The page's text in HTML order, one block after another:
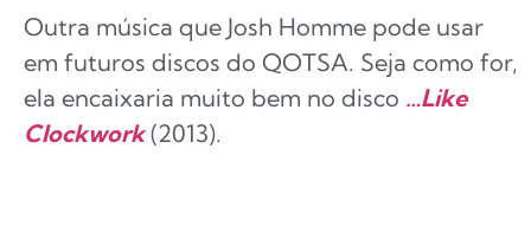
Outra música que Josh Homme pode usar
em futuros discos do QOTSA. Seja como for,
ela encaixaria muito bem no disco …Like
Clockwork (2013).